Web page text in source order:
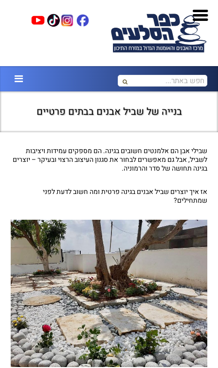
בנייה של שביל אבנים בבתים פרטיים
שבילי אבן הם אלמנטים חשובים בגינה. הם מספקים עמידות ויציבות
לשביל, אבל גם מאפשרים לבחור את סגנון העיצוב הרצוי ובעיקר – יוצרים
בגינה תחושה של סדר והרמוניה.
אז איך יוצרים שביל אבנים בגינה פרטית ומה חשוב לדעת לפני
שמתחילים?